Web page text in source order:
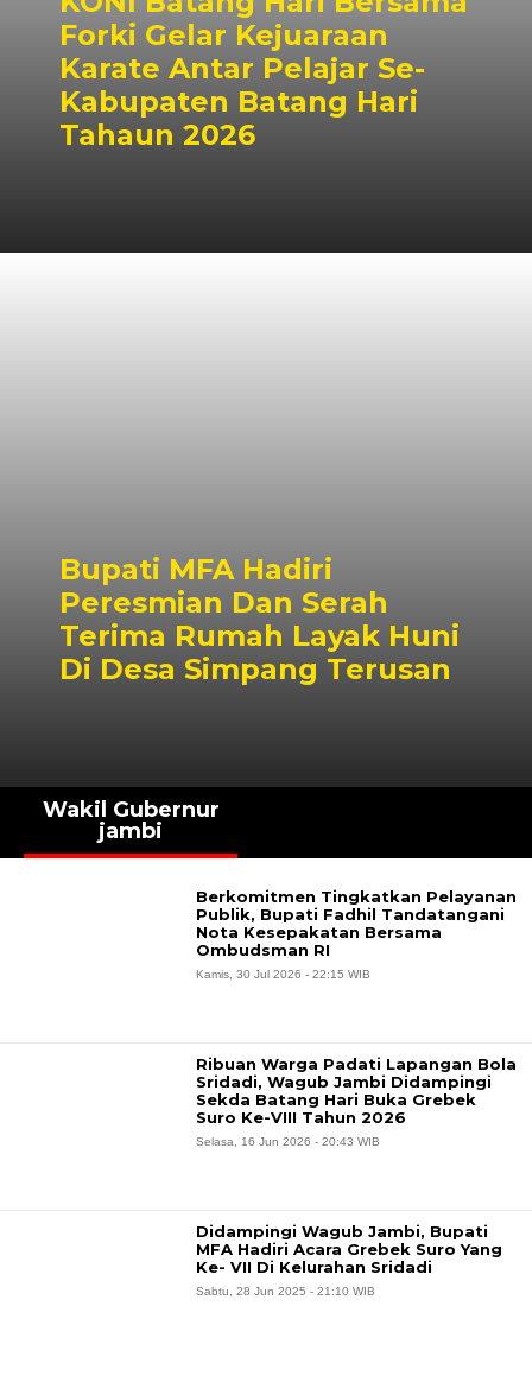
Forki Gelar Kejuaraan
Karate Antar Pelajar Se-
Kabupaten Batang Hari
Tahaun 2026
Bupati MFA Hadiri
Peresmian Dan Serah
Terima Rumah Layak Huni
Di Desa Simpang Terusan
Wakil Gubernur
jambi
Berkomitmen Tingkatkan Pelayanan
Publik, Bupati Fadhil Tandatangani
Nota Kesepakatan Bersama
Ombudsman RI
Kamis, 30 Jul 2026 - 22:15 WIB
Ribuan Warga Padati Lapangan Bola
Sridadi, Wagub Jambi Didampingi
Sekda Batang Hari Buka Grebek
Suro Ke-VIII Tahun 2026
Selasa, 16 Jun 2026 - 20:43 WIB
Didampingi Wagub Jambi, Bupati
MFA Hadiri Acara Grebek Suro Yang
Ke- VII Di Kelurahan Sridadi
Sabtu, 28 Jun 2025 - 21:10 WIB